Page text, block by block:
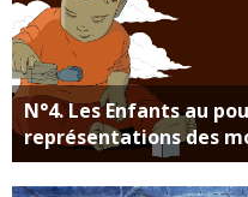
N°4. Les Enfants au
représentations des